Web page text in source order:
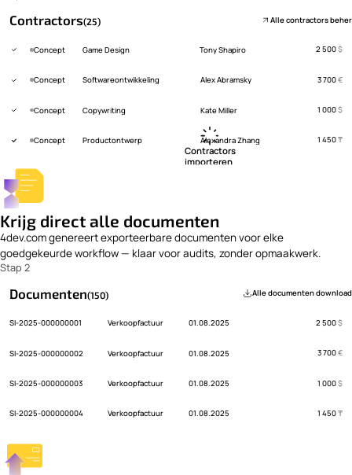
Contractors(25) Alle contractors
Concept Game Design Tony Shapiro 2 500$
Concept Softwareontwikkeling Alex Abramsky 3 700€
Concept Copywriting Kate Miller 1 000$
Concept Productontwerp Alexandra Zhang 1 450₸
importeren
Krijg direct alle documenten
4dev.com genereert exporteerbare documenten voor elke
goedgekeurde workflow — klaar voor audits, zonder opmaakwerk.
Stap 2
Documenten(150) Alle documenten
SI-2025-000000001 Verkoopfactuur 01.08.2025 2 500$
SI-2025-000000002 Verkoopfactuur 01.08.2025 3 700€
SI-2025-000000003 Verkoopfactuur 01.08.2025 1 000$
SI-2025-000000004 Verkoopfactuur 01.08.2025 1 450₸